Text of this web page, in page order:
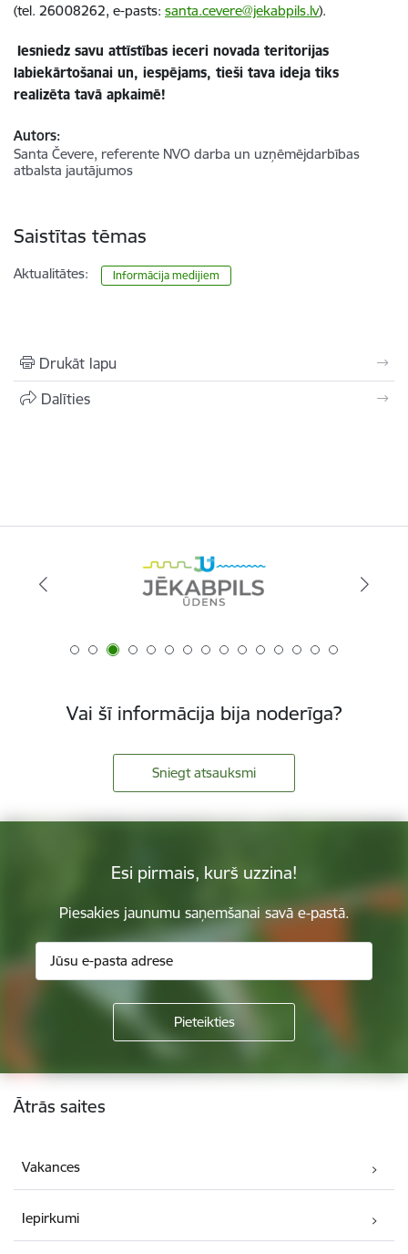
(tel. 26008262, e-pasts: santa.cevere@jekabpils.lv).
Iesniedz savu attīstības ieceri novada teritorijas
labiekārtošanai un, iespējams, tieši tava ideja tiks
realizēta tavā apkaimē!
Autors:
Santa Čevere, referente NVO darba un uzņēmējdarbības
atbalsta jautājumos
Saistītas tēmas
Aktualitātes: Informācija medijiem
Drukāt lapu
Dalīties
Vai šī informācija bija noderīga?
Sniegt atsauksmi
Esi pirmais, kurš uzzina!
Piesakies jaunumu saņemšanai savā e-pastā.
Kājene
Ātrās saites
Vakances
Iepirkumi